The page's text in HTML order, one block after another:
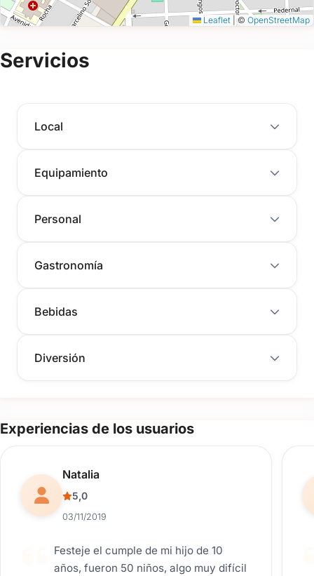
Leaflet © OpenStreetMap
Servicios
Local
Equipamiento
Personal
Gastronomía
Bebidas
Diversión
Experiencias de los usuarios
Reseña de usuario.
Natalia
5,0
03/11/2019
Festeje el cumple de mi hijo de 10
años, fueron 50 niños, algo muy difícil